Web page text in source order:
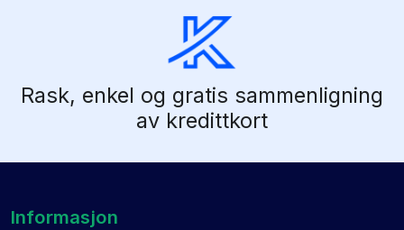
Rask, enkel og gratis sammenligning
av kredittkort
Informasjon